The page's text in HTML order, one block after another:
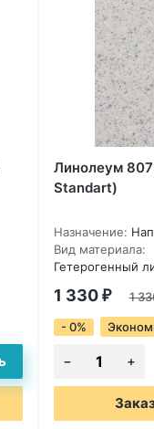
Линолеум
Standart)
Назначение:
Вид материала:
Гетерогенный
1 330 ₽ 1
- 0%